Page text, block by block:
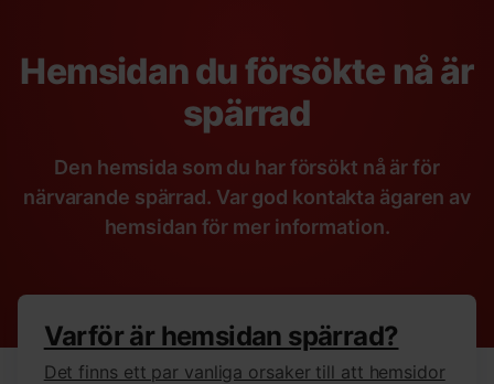
Hemsidan du försökte nå är
spärrad
Den hemsida som du har försökt nå är för
närvarande spärrad. Var god kontakta ägaren av
hemsidan för mer information.
Varför är hemsidan spärrad?
Det finns ett par vanliga orsaker till att hemsidor